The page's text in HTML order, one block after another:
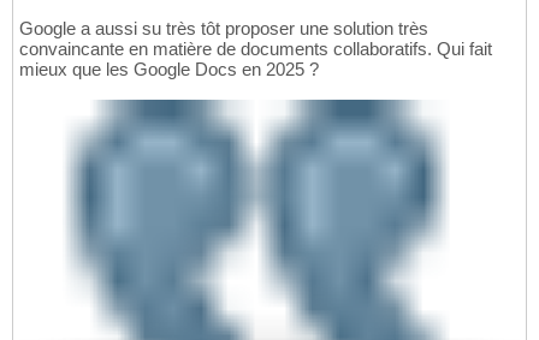
Google a aussi su très tôt proposer une solution très
convaincante en matière de documents collaboratifs. Qui fait
mieux que les Google Docs en 2025 ?